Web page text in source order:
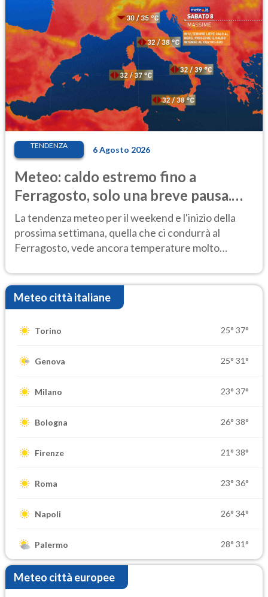
TENDENZA 6 Agosto 2026
Meteo: caldo estremo fino a
Ferragosto, solo una breve pausa.
Ecco dove
La tendenza meteo per il weekend e l'inizio della
prossima settimana, quella che ci condurrà al
Ferragosto, vede ancora temperature molto
Meteo città italiane
Torino 25° 37°
Genova 25° 31°
Milano 23° 37°
Bologna 26° 38°
Firenze 21° 38°
Roma 23° 36°
Napoli 26° 34°
Palermo 28° 31°
Meteo città europee